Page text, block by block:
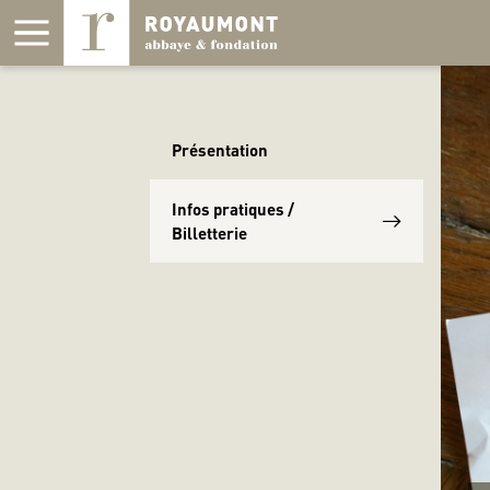
Présentation
Infos pratiques /
Billetterie
Panneau de gestion des cookies